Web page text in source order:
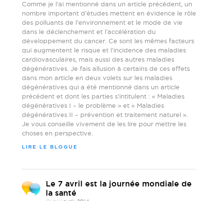
Comme je l’ai mentionné dans un article précédent, un
nombre important d’études mettent en évidence le rôle
des polluants de l’environnement et le mode de vie
dans le déclenchement et l’accélération du
développement du cancer. Ce sont les mêmes facteurs
qui augmentent le risque et l’incidence des maladies
cardiovasculaires, mais aussi des autres maladies
dégénératives. Je fais allusion à certains de ces effets
dans mon article en deux volets sur les maladies
dégénératives qui a été mentionné dans un article
précédent et dont les parties s’intitulent : « Maladies
dégénératives I – le problème » et « Maladies
dégénératives II – prévention et traitement naturel ».
Je vous conseille vivement de les lire pour mettre les
choses en perspective.
LIRE LE BLOGUE
Le 7 avril est la journée mondiale de
la santé